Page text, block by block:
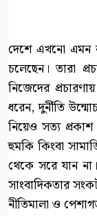
দেশে এখনো এমন
চলেছেন। তারা
নিজেদের
ধরেন, দুর্নীতি
নিয়েও সত্য
হুমকি কিংবা
থেকে সরে যান
সাংবাদিকতার
নীতিমালা ও